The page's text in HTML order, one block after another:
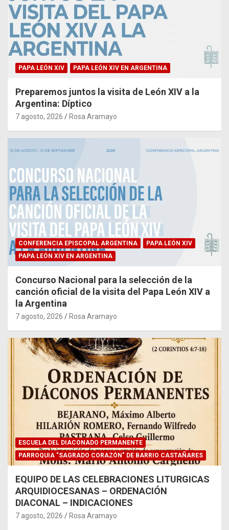
PAPA LEÓN XIV PAPA LEÓN XIV EN ARGENTINA
Preparemos juntos la visita de León XIV a la
Argentina: Díptico
7 agosto, 2026 Rosa Aramayo
CONFERENCIA EPISCOPAL ARGENTINA
PAPA LEÓN XIV
PAPA LEÓN XIV EN ARGENTINA
Concurso Nacional para la selección de la
canción oficial de la visita del Papa León XIV a
la Argentina
7 agosto, 2026 Rosa Aramayo
ESCUELA DEL DIACONADO PERMANENTE
PARROQUIA "SAGRADO CORAZÓN" DE BARRIO CASTAÑARES
EQUIPO DE LAS CELEBRACIONES LITURGICAS
ARQUIDIOCESANAS – ORDENACIÓN
DIACONAL – INDICACIONES
7 agosto, 2026 Rosa Aramayo